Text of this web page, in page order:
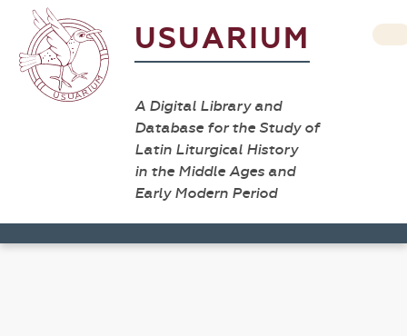
USUARIUM
A Digital Library and
Database for the Study of
Latin Liturgical History
in the Middle Ages and
Early Modern Period